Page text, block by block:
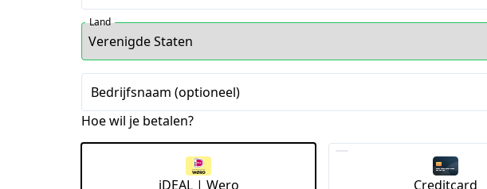
Land
Bedrijfsnaam (optioneel)
Hoe wil je betalen?
iDEAL | Wero Creditcard